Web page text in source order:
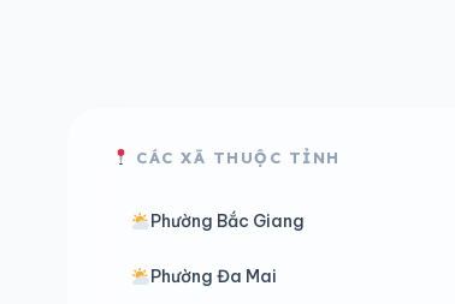
CÁC XÃ THUỘC TỈNH
Phường Bắc Giang
Phường Đa Mai